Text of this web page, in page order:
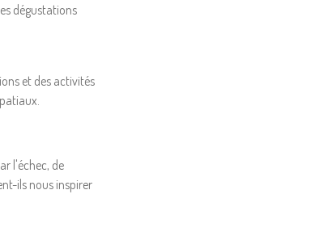
dégustations
et des activités
l'échec, de
ils nous inspirer